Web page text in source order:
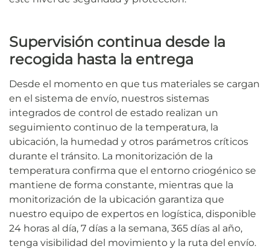
Supervisión continua desde la
recogida hasta la entrega
Desde el momento en que tus materiales se cargan
en el sistema de envío, nuestros sistemas
integrados de control de estado realizan un
seguimiento continuo de la temperatura, la
ubicación, la humedad y otros parámetros críticos
durante el tránsito. La monitorización de la
temperatura confirma que el entorno criogénico se
mantiene de forma constante, mientras que la
monitorización de la ubicación garantiza que
nuestro equipo de expertos en logística, disponible
24 horas al día, 7 días a la semana, 365 días al año,
tenga visibilidad del movimiento y la ruta del envío.